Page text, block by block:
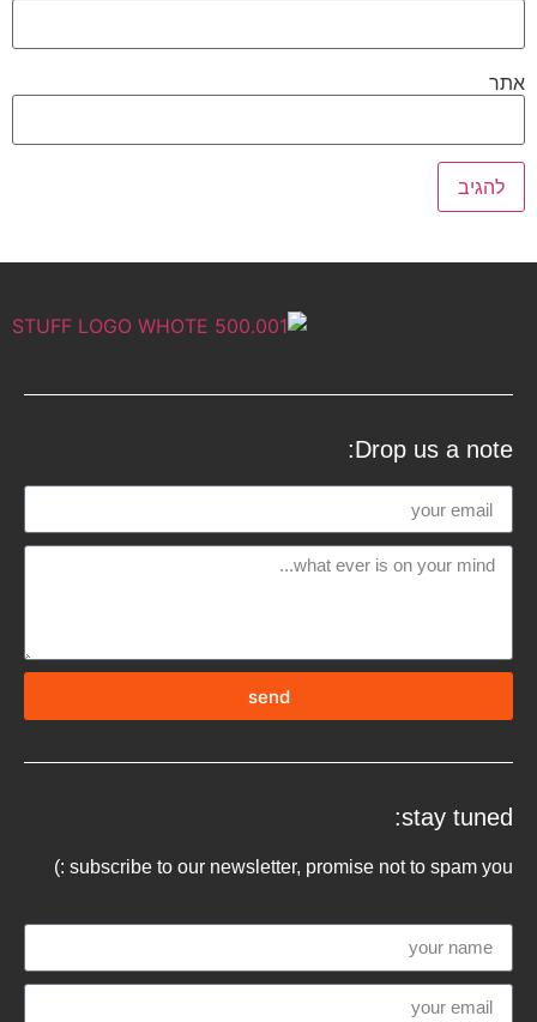
אתר
Drop us a note:
send
stay tuned:
subscribe to our newsletter, promise not to spam you :)